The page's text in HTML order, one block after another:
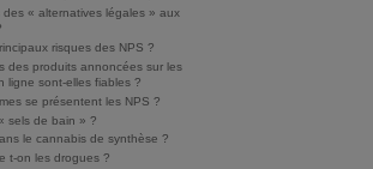
des « alternatives légales » aux
risques des NPS ?
des produits annoncées sur les
ligne sont-elles fiables ?
se présentent les NPS ?
sels de bain » ?
le cannabis de synthèse ?
t-on les drogues ?